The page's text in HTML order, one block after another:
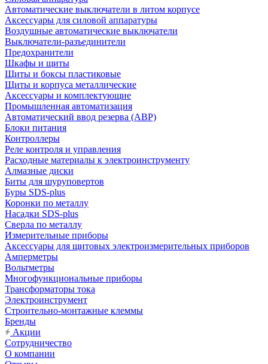
Автоматические выключатели в литом корпусе
Аксессуары для силовой аппаратуры
Воздушные автоматические выключатели
Выключатели-разъединители
Предохранители
Шкафы и щиты
Щиты и боксы пластиковые
Щиты и корпуса металлические
Аксессуары и комплектующие
Промышленная автоматизация
Автоматический ввод резерва (АВР)
Блоки питания
Контроллеры
Реле контроля и управления
Расходные материалы к электроинструменту
Алмазные диски
Биты для шуруповертов
Буры SDS-plus
Коронки по металлу
Насадки SDS-plus
Сверла по металлу
Измерительные приборы
Аксессуары для щитовых электроизмерительных приборов
Амперметры
Вольтметры
Многофункциональные приборы
Трансформаторы тока
Электроинструмент
Строительно-монтажные клеммы
Бренды
Акции
Сотрудничество
О компании